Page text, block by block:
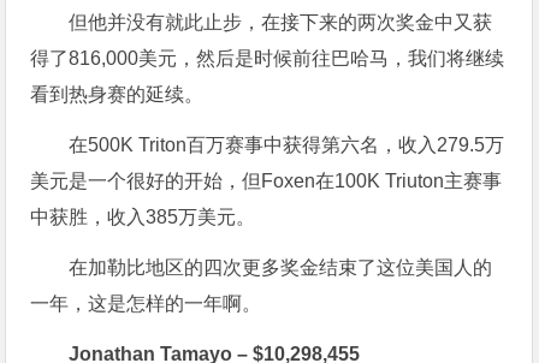
但他并没有就此止步，在接下来的两次奖金中又获
得了816,000美元，然后是时候前往巴哈马，我们将继续
看到热身赛的延续。
在500K Triton百万赛事中获得第六名，收入279.5万
美元是一个很好的开始，但Foxen在100K Triuton主赛事
中获胜，收入385万美元。
在加勒比地区的四次更多奖金结束了这位美国人的
一年，这是怎样的一年啊。
Jonathan Tamayo – $10,298,455